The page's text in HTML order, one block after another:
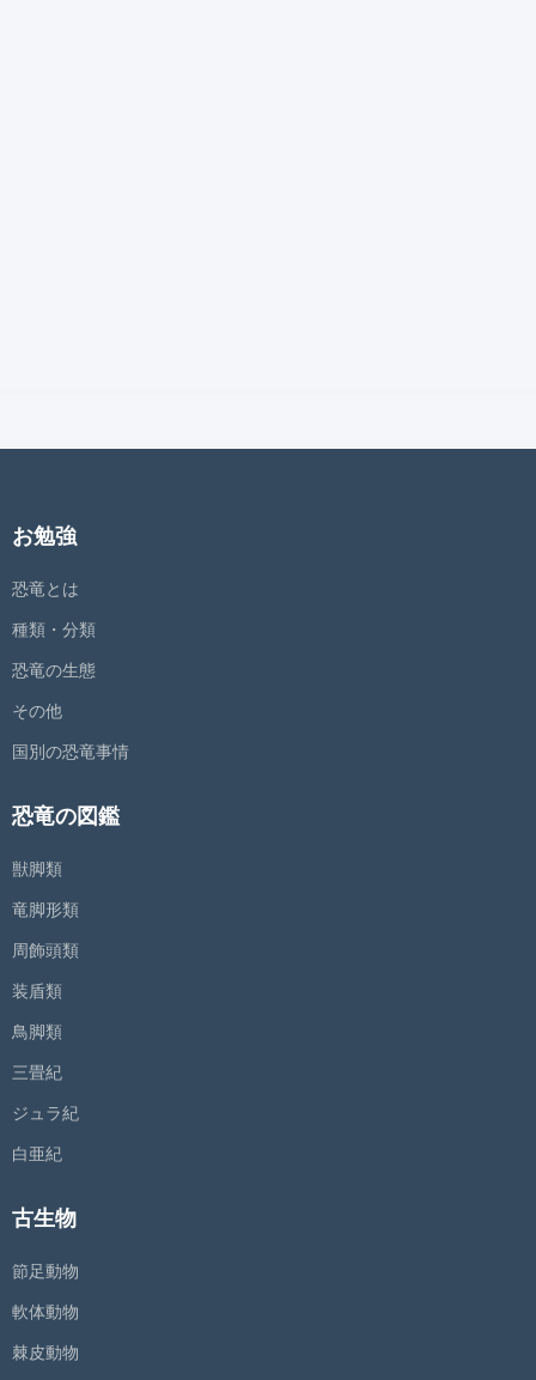
お勉強
恐竜とは
種類・分類
恐竜の生態
その他
国別の恐竜事情
恐竜の図鑑
獣脚類
竜脚形類
周飾頭類
装盾類
鳥脚類
三畳紀
ジュラ紀
白亜紀
古生物
節足動物
軟体動物
棘皮動物